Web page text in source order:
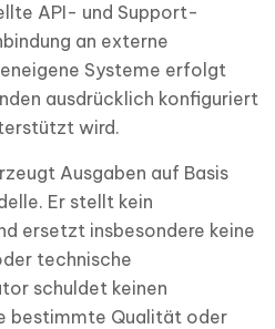
API- und Support-
an externe
Systeme erfolgt
ausdrücklich konfiguriert
wird.
Ausgaben auf Basis
Er stellt kein
ersetzt insbesondere keine
technische
schuldet keinen
bestimmte Qualität oder